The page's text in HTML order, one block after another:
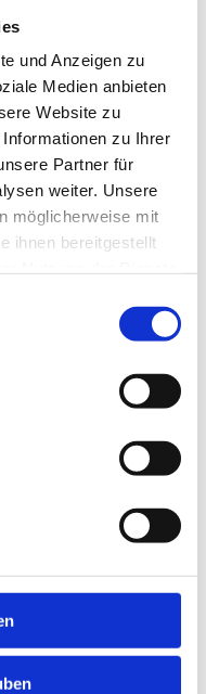
und Anzeigen zu
Medien anbieten
Website zu
zu Ihrer
Partner für
weiter. Unsere
möglicherweise mit
ihnen bereitgestellt
im Spa.